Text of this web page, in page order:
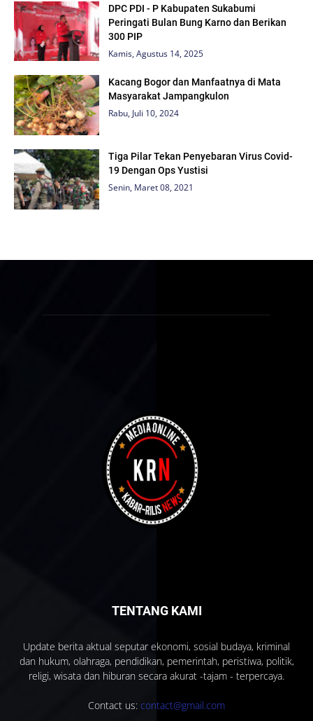
DPC PDI - P Kabupaten Sukabumi
Peringati Bulan Bung Karno dan Berikan
300 PIP
Kamis, Agustus 14, 2025
Kacang Bogor dan Manfaatnya di Mata
Masyarakat Jampangkulon
Rabu, Juli 10, 2024
Tiga Pilar Tekan Penyebaran Virus Covid-
19 Dengan Ops Yustisi
Senin, Maret 08, 2021
TENTANG KAMI
Update berita aktual seputar ekonomi, sosial budaya, kriminal
dan hukum, olahraga, pendidikan, pemerintah, peristiwa, politik,
religi, wisata dan hiburan secara akurat -tajam - terpercaya.
Contact us: contact@gmail.com